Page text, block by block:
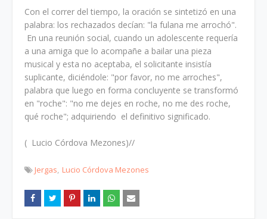
Con el correr del tiempo, la oración se sintetizó en una
palabra: los rechazados decían: "la fulana me arrochó".
En una reunión social, cuando un adolescente requería
a una amiga que lo acompañe a bailar una pieza
musical y esta no aceptaba, el solicitante insistía
suplicante, diciéndole: "por favor, no me arroches",
palabra que luego en forma concluyente se transformó
en "roche": "no me dejes en roche, no me des roche,
qué roche"; adquiriendo el definitivo significado.
( Lucio Córdova Mezones)//
Jergas Lucio Córdova Mezones